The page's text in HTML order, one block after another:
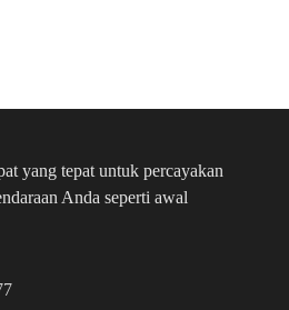
yang tepat untuk percayakan
Anda seperti awal